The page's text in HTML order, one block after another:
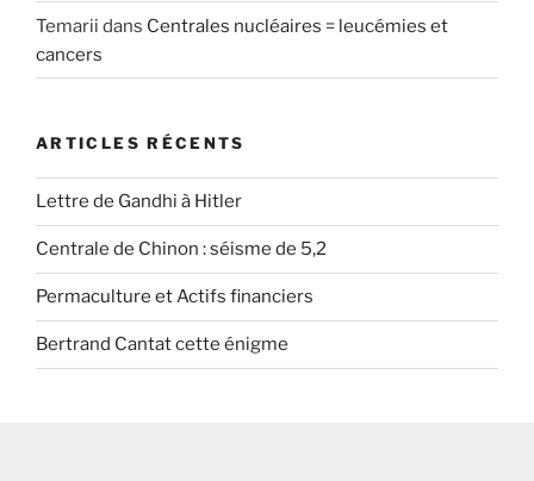
Temarii dans Centrales nucléaires = leucémies et
cancers
ARTICLES RÉCENTS
Lettre de Gandhi à Hitler
Centrale de Chinon : séisme de 5,2
Permaculture et Actifs financiers
Bertrand Cantat cette énigme